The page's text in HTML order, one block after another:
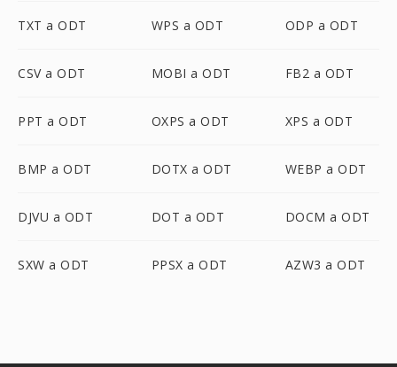
TXT a ODT WPS a ODT ODP a ODT
CSV a ODT MOBI a ODT FB2 a ODT
PPT a ODT OXPS a ODT XPS a ODT
BMP a ODT DOTX a ODT WEBP a ODT
DJVU a ODT DOT a ODT DOCM a ODT
SXW a ODT PPSX a ODT AZW3 a ODT